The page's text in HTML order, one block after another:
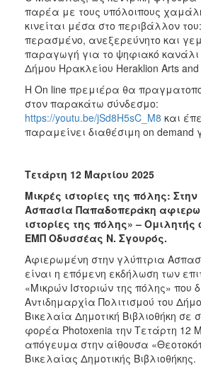
παρέα με τους υπόλοιπους
κινείται μέσα στο περιβάλλον
περασμένο, ανεξερεύνητο και
παραγωγή για το ψηφιακό κανάλι
Δήμου Ηρακλείου Heraklion Arts and
Η On line πρεμιέρα θα
στον παρακάτω σύνδεσμο:
https://youtu.be/jSd8H5sC_M8 και
παραμείνει διαθέσιμη on demand
Τετάρτη 12 Μαρτίου 2025
Μικρές ιστορίες της πόλης:
Ασπασία Παπαδοπεράκη
ιστορίες της πόλης» – Ομιλητής
ΕΜΠ Οδυσσέας Ν. Σγουρός.
Αφιερωμένη στην γλύπτρια
είναι η επόμενη εκδήλωση των
«Μικρών Ιστοριών της πόλης» που
Αντιδημαρχία Πολιτισμού του
Βικελαία Δημοτική Βιβλιοθήκη
φορέα Photoxenia την Τετάρτη 12
απόγευμα στην αίθουσα
Βικελαίας Δημοτικής Βιβλιοθήκης.